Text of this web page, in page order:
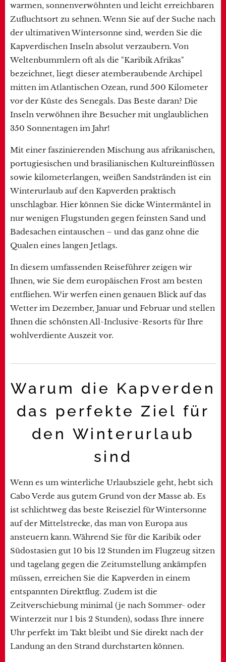
warmen, sonnenverwöhnten und leicht erreichbaren
Zufluchtsort zu sehnen. Wenn Sie auf der Suche nach
der ultimativen Wintersonne sind, werden Sie die
Kapverdischen Inseln absolut verzaubern. Von
Weltenbummlern oft als die "Karibik Afrikas"
bezeichnet, liegt dieser atemberaubende Archipel
mitten im Atlantischen Ozean, rund 500 Kilometer
vor der Küste des Senegals. Das Beste daran? Die
Inseln verwöhnen ihre Besucher mit unglaublichen
350 Sonnentagen im Jahr!
Mit einer faszinierenden Mischung aus afrikanischen,
portugiesischen und brasilianischen Kultureinflüssen
sowie kilometerlangen, weißen Sandstränden ist ein
Winterurlaub auf den Kapverden praktisch
unschlagbar. Hier können Sie dicke Wintermäntel in
nur wenigen Flugstunden gegen feinsten Sand und
Badesachen eintauschen – und das ganz ohne die
Qualen eines langen Jetlags.
In diesem umfassenden Reiseführer zeigen wir
Ihnen, wie Sie dem europäischen Frost am besten
entfliehen. Wir werfen einen genauen Blick auf das
Wetter im Dezember, Januar und Februar und stellen
Ihnen die schönsten All-Inclusive-Resorts für Ihre
wohlverdiente Auszeit vor.
Warum die Kapverden
das perfekte Ziel für
den Winterurlaub
sind
Wenn es um winterliche Urlaubsziele geht, hebt sich
Cabo Verde aus gutem Grund von der Masse ab. Es
ist schlichtweg das beste Reiseziel für Wintersonne
auf der Mittelstrecke, das man von Europa aus
ansteuern kann. Während Sie für die Karibik oder
Südostasien gut 10 bis 12 Stunden im Flugzeug sitzen
und tagelang gegen die Zeitumstellung ankämpfen
müssen, erreichen Sie die Kapverden in einem
entspannten Direktflug. Zudem ist die
Zeitverschiebung minimal (je nach Sommer- oder
Winterzeit nur 1 bis 2 Stunden), sodass Ihre innere
Uhr perfekt im Takt bleibt und Sie direkt nach der
Landung an den Strand durchstarten können.